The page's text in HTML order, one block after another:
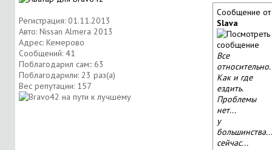
Регистрация: 01.11.2013
Авто: Nissan Almera 2013
Адрес: Кемерово
Сообщений: 41
Поблагодарил сам:: 63
Поблагодарили: 23 раз(а)
Вес репутации: 157
Сообщение от
Slava
Все
относительно.
Как и где
ездить.
Проблемы
нет...
у
большинства...
сейчас...